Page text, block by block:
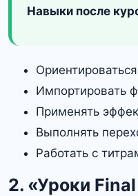
Навыки после
Импортировать
Применять
Выполнять
Работать с
2. «Уроки